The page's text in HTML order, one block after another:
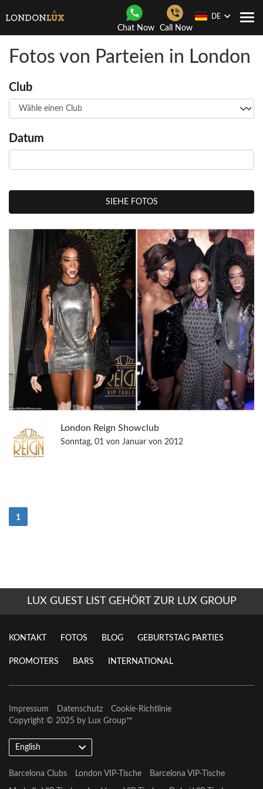
Chat Now Call Now
DE
Fotos von Parteien in London
Club
Datum
SIEHE FOTOS
London Reign Showclub
Sonntag, 01 von Januar von 2012
1
LUX GUEST LIST GEHÖRT ZUR LUX GROUP
KONTAKT FOTOS BLOG GEBURTSTAG PARTIES
PROMOTERS BARS INTERNATIONAL
Impressum Datenschutz
Cookie-Richtlinie
Copyright © 2025 by Lux Group™
English
Barcelona Clubs London VIP-Tische Barcelona VIP-Tische